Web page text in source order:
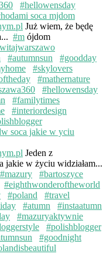
#hellowensday
Już wiem, że będę
#m ójdom
#autumnsun
#goodday
#skylovers
#mathernature
#hellowensday
#familytimes
#interiordesign
Jeden z
jakie w życiu widziałam...
#mazury
#bartoszyce
#eighthwonderoftheworld
#poland
#travel
#atumn
#instaatumn
#mazuryaktywnie
#polishblogger
#goodnight